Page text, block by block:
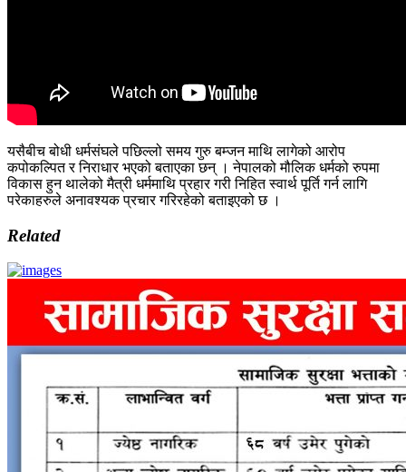
यसैबीच बोधी धर्मसंघले पछिल्लो समय गुरु बम्जन माथि लागेको आरोप
कपोकल्पित र निराधार भएको बताएका छन् । नेपालको मौलिक धर्मको रुपमा
विकास हुन थालेको मैत्री धर्ममाथि प्रहार गरी निहित स्वार्थ पूर्ति गर्न लागि
परेकाहरुले अनावश्यक प्रचार गरिरहेको बताइएको छ ।
Related